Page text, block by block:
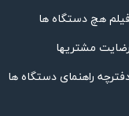
هچ دستگاه ها
مشتریها
راهنمای دستگاه ها